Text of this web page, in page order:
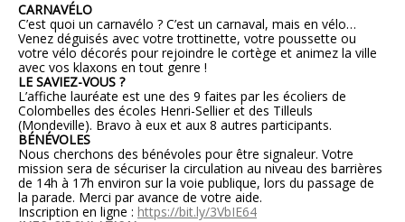
CARNAVÉLO
C’est quoi un carnavélo ? C’est un carnaval, mais en vélo…
Venez déguisés avec votre trottinette, votre poussette ou
votre vélo décorés pour rejoindre le cortège et animez la ville
avec vos klaxons en tout genre !
LE SAVIEZ-VOUS ?
L’affiche lauréate est une des 9 faites par les écoliers de
Colombelles des écoles Henri-Sellier et des Tilleuls
(Mondeville). Bravo à eux et aux 8 autres participants.
BÉNÉVOLES
Nous cherchons des bénévoles pour être signaleur. Votre
mission sera de sécuriser la circulation au niveau des barrières
de 14h à 17h environ sur la voie publique, lors du passage de
la parade. Merci par avance de votre aide.
Inscription en ligne : https://bit.ly/3VbIE64